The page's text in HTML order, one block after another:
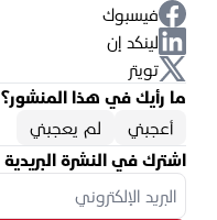
فيسبوك
لينكد إن
تويتر
ما رأيك في هذا المنشور؟
أعجبني
لم يعجبني
اشترك في النشرة البريدية